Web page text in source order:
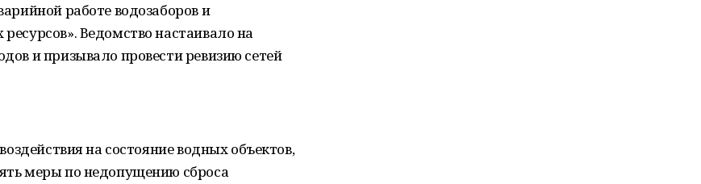
работе водозаборов и
Ведомство настаивало на
и призывало провести ревизию сетей
на состояние водных объектов,
меры по недопущению сброса